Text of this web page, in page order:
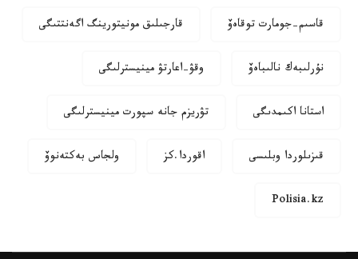
قاسىم-جومارت توقاەۆ قارجىلىق مونيتورينگ اگەنتتىگى
نۇرلىبەك نالىباەۆ وقۋ-اعارتۋ مينيسترلىگى
استانا اكىمدىگى تۋريزم جانە سپورت مينيسترلىگى
قىزىلوردا وبلىسى اقوردا.كز ولجاس بەكتەنوۆ
Polisia.kz